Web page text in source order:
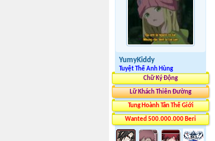
YumyKiddy
Tuyệt Thế Anh Hùng
Chữ Ký Động
Lữ Khách Thiên Đường
Tung Hoành Tân Thế Giới
Wanted 500.000.000 Beri